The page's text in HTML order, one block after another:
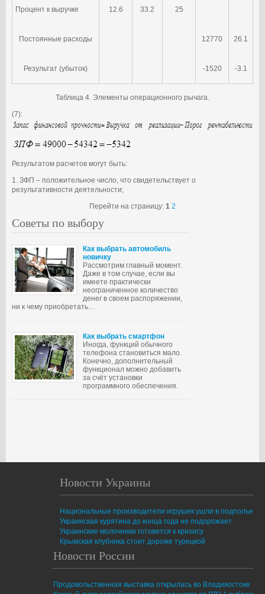
Процент к выручке
12.6
33.2
25
Постоянные расходы 12770 26.1
Результат (убыток) -1520 -3.1
Таблица 4. Элементы операционного рычага.
(7):
Результатом расчетов могут быть:
1. ЗФП – положительное число, что свидетельствует о
результативности деятельности;
Перейти на страницу: 1 2
Советы по выбору
Как выбрать автомобиль
новичку
Рассмотрим главный момент.
Даже в том случае, если вы
имеете практически
неограниченное количество
денег в своем распоряжении,
ни к чему приобретать…
Как выбрать смартфон
Иногда, функций обычного
телефона становиться мало.
Конечно, дополнительный
функционал можно добавить
за счёт установки
программного обеспечения.
Новости Украины
Национальные производители игрушек ушли в подполье
Украинская курятина до конца года не подорожает
Украинские молочники готовятся к кризису
Крымская клубника стоит дороже турецкой
Новости России
Продовольственная выставка открылась во Владивостоке